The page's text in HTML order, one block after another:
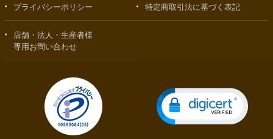
プライバシーポリシー 特定商取引法に基づく表記
店舗・法人・生産者様
専用お問い合わせ